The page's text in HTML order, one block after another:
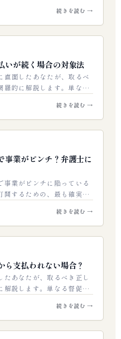
特徴、メリット、デメ…
続きを読む →
いが続く場合の対象法
直面したあなたが、取るべ
羅的に解説します。単なる
し、最終的に確実に債…
続きを読む →
事業がピンチ？弁護士に
事業がピンチに陥っている
開するための、最も確実で
して弁護士に相談すべ…
続きを読む →
ら支払われない場合？
たあなたが、取るべき正し
解説します。単なる督促方
実に債権を回収するた…
続きを読む →